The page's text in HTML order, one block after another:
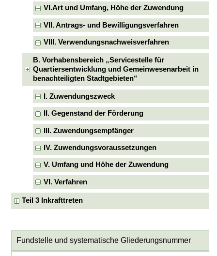
VI.Art und Umfang, Höhe der Zuwendung
VII. Antrags- und Bewilligungsverfahren
VIII. Verwendungsnachweisverfahren
B. Vorhabensbereich „Servicestelle für
Quartiersentwicklung und Gemeinwesenarbeit in
benachteiligten Stadtgebieten“
I. Zuwendungszweck
II. Gegenstand der Förderung
III. Zuwendungsempfänger
IV. Zuwendungsvoraussetzungen
V. Umfang und Höhe der Zuwendung
VI. Verfahren
Teil 3 Inkrafttreten
Fundstelle und systematische Gliederungsnummer